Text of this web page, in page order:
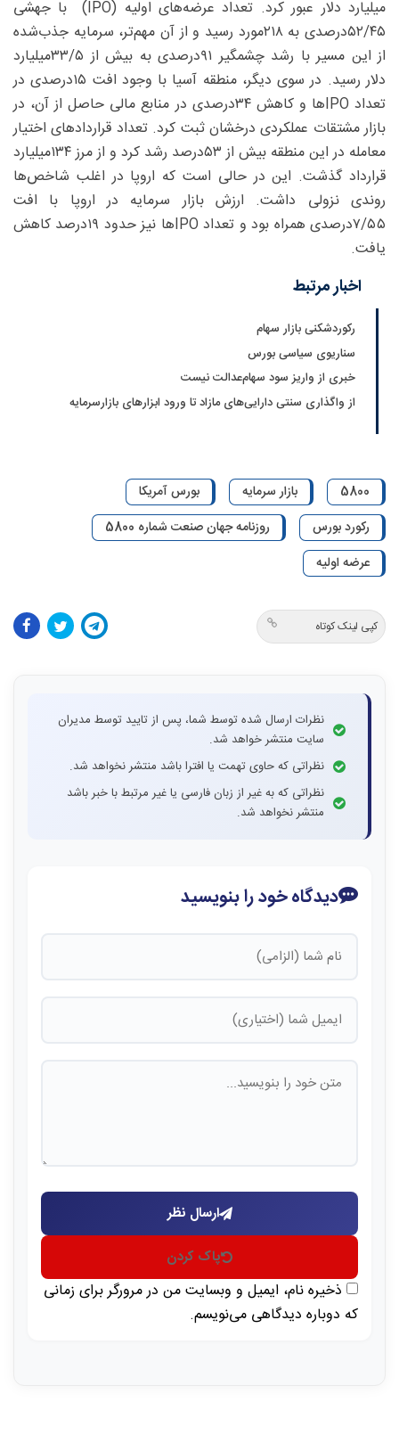
میلیارد دلار عبور کرد. تعداد عرضه‌های اولیه (IPO) با جهشی
۴۵/‏‏۵۲‌درصدی به ۲۱۸مورد رسید و از آن مهم‌تر، سرمایه جذب‌شده
از این مسیر با رشد چشمگیر ۹۱‌درصدی به بیش از ۵/‏‏۳۳میلیارد
دلار رسید. در سوی دیگر، منطقه آسیا با وجود افت ۱۵‌درصدی در
تعداد IPOها و کاهش ۳۴‌درصدی در منابع مالی حاصل از آن، در
بازار مشتقات عملکردی درخشان ثبت کرد. تعداد قراردادهای اختیار
معامله در این منطقه بیش از ۵۳درصد رشد کرد و از مرز ۱۳۴‌میلیارد
قرارداد گذشت. این در حالی است که اروپا در اغلب شاخص‌ها
روندی نزولی داشت. ارزش بازار سرمایه در اروپا با افت
۵۵/‏‏۷درصدی همراه بود و تعداد IPOها نیز حدود ۱۹‌درصد کاهش
یافت.
اخبار مرتبط
رکوردشکنی بازار سهام
سناریوی سیاسی بورس
خبری از واریز سود سهام‌عدالت نیست
از واگذاری سنتی دارایی‌های مازاد تا ورود ابزارهای بازارسرمایه
5800 بازار سرمایه
بورس آمریکا
رکورد بورس
روزنامه جهان صنعت شماره 5800
عرضه اولیه
کپی لینک کوتاه
نظرات ارسال شده توسط شما، پس از تایید توسط مدیران
سایت منتشر خواهد شد.
نظراتی که حاوی تهمت یا افترا باشد منتشر نخواهد شد.
نظراتی که به غیر از زبان فارسی یا غیر مرتبط با خبر باشد
منتشر نخواهد شد.
دیدگاه خود را بنویسید
ارسال نظر
پاک کردن
ذخیره نام، ایمیل و وبسایت من در مرورگر برای زمانی
که دوباره دیدگاهی می‌نویسم.